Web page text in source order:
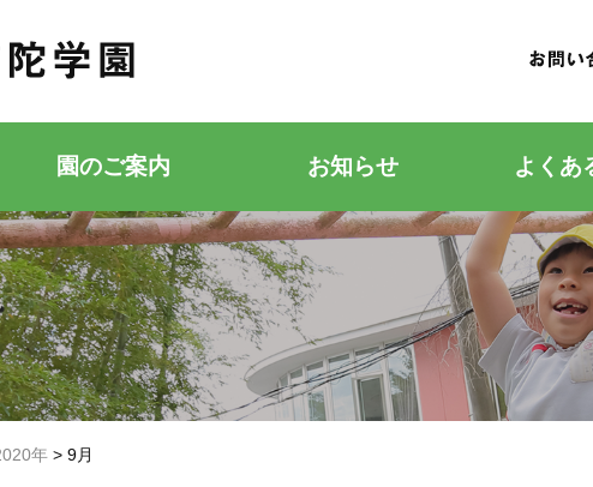
園のご案内
若竹幼稚園
若竹こどもの森
お知らせ よくあ
年 > 9月